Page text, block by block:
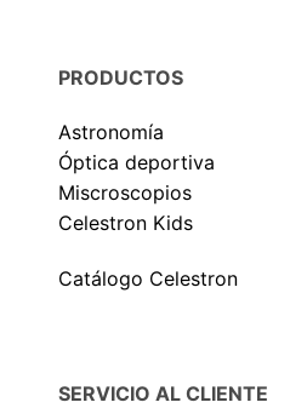
PRODUCTOS
Astronomía
Óptica deportiva
Miscroscopios
Celestron Kids
Catálogo Celestron
SERVICIO AL CLIENTE